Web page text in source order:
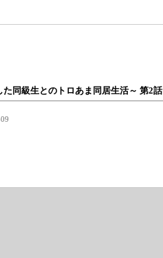
同級生とのトロあま同居生活～ 第2話